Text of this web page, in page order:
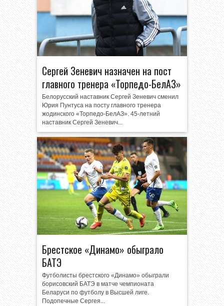
Сергей Зеневич назначен на пост
главного тренера «Торпедо-БелАЗ»
Белорусский наставник Сергей Зеневич сменил
Юрия Пунтуса на посту главного тренера
жодинского «Торпедо-БелАЗ». 45-летний
наставник Сергей Зеневич...
Брестское «Динамо» обыграло
БАТЭ
Футболисты брестского «Динамо» обыграли
борисовский БАТЭ в матче чемпионата
Беларуси по футболу в Высшей лиге.
Подопечные Сергея...